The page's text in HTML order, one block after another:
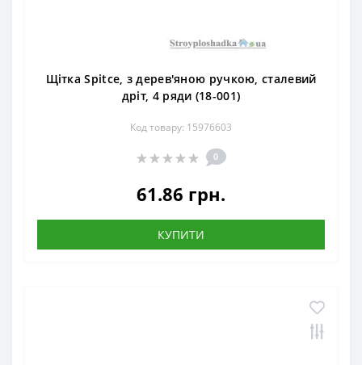
Щітка Spitce, з дерев'яною ручкою, сталевий
дріт, 4 ряди (18-001)
Код товару: 15976603
0
61.86 грн.
КУПИТИ